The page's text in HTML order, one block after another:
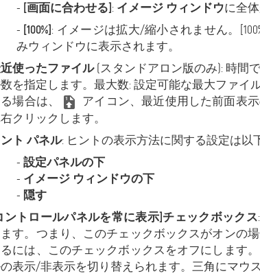
- [画面に合わせる]: イメージ ウィンドウに全
- [100%]: イメージは拡大/縮小されません。
みウィンドウに表示されます。
使ったファイル(スタンドアロン版のみ): 時間
を指定します。最大数: 設定可能な最大ファイ
場合は、
アイコン、最近使用した前面表
クリックします。
ト パネル: ヒントの表示方法に関する設定は以
- 設定パネルの下
- イメージ ウィンドウの下
- 隠す
ントロールパネルを常に表示]チェックボックス
す。つまり、このチェックボックスがオンの
には、このチェックボックスをオフにします
表示/非表示を切り替えられます。三角にマウ